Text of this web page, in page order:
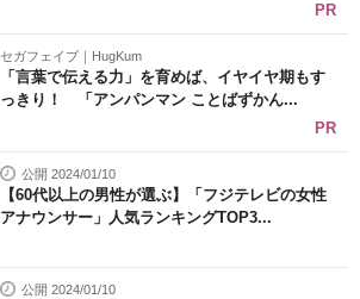
PR
セガフェイブ｜HugKum
「言葉で伝える力」を育めば、イヤイヤ期もす
っきり！ 「アンパンマン ことばずかん...
PR
公開 2024/01/10
【60代以上の男性が選ぶ】「フジテレビの女性
アナウンサー」人気ランキングTOP3...
公開 2024/01/10